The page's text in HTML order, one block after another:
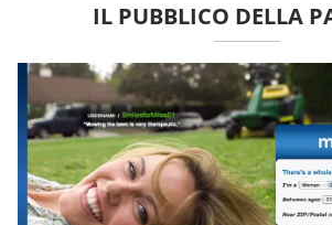
IL PUBBLICO DELLA